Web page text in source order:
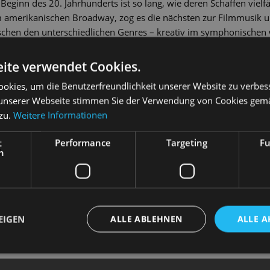
des 20. Jahrhunderts ist so lang, wie deren Schaffen
amerikanischen Broadway, zog es die nächsten zur Filmmusik
den unterschiedlichen Genres – kreativ im
geworden.
Kultur in Sachsen‘ wird ihnen nun im Neujahrskonzert
Unter dem Titel Das gibt’s nur einmal nach dem
Michael Ellis Ingram Klezmer-Klänge mit symphonischem
ist ihm dabei der lebensbejahende Grundton, der all diese
Candide-Ouvertüre oder Korngolds Filmmusik zum
schmissige wie herzergreifende Melodien und versprechen
verwendet Cookies.
um die Benutzerfreundlichkeit unserer Website zu
Webseite stimmen Sie der Verwendung von Cookies
Weitere Informationen
Performance Targeting
ALLE
ALLE ABLEHNEN